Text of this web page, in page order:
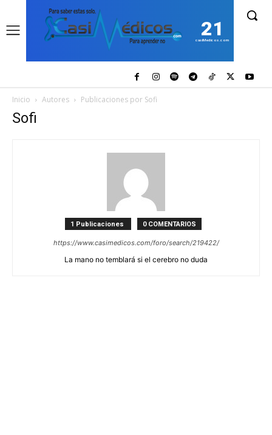
21
casiMedicos.com
Inicio Autores Publicaciones por Sofi
Sofi
1 Publicaciones 0 COMENTARIOS
https://www.casimedicos.com/foro/search/219422/
La mano no temblará si el cerebro no duda